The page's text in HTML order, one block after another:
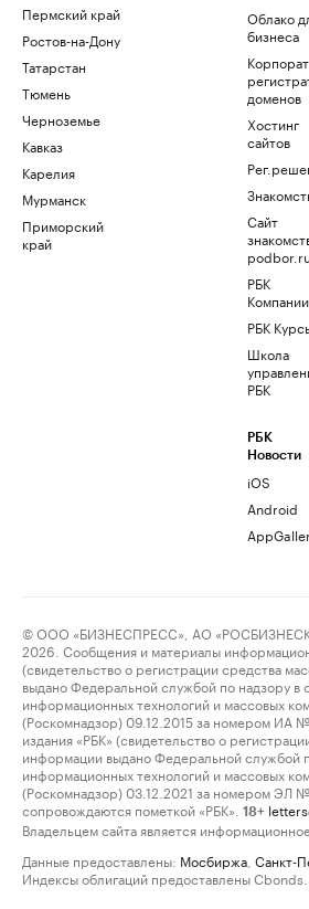
Пермский край
Ростов-на-Дону
Татарстан
Тюмень
Черноземье
Кавказ
Карелия
Мурманск
Приморский
край
Облако
бизнеса
доменов
Хостинг
сайтов
Сайт
РБК
Компании
РБК
Школа
РБК
РБК
Новости
iOS
Android
© ООО «БИЗНЕСПРЕСС», АО
2026. Сообщения и материалы
(свидетельство о регистрации средства
выдано Федеральной службой по надзору в
информационных технологий и массовых
(Роскомнадзор) 09.12.2015 за номером ИА
издания «РБК» (свидетельство о
информации выдано Федеральной службой
информационных технологий и массовых
(Роскомнадзор) 03.12.2021 за номером ЭЛ
сопровождаются пометкой «РБК».
18+
Владельцем сайта является
Данные предоставлены: Мосбиржа Санкт-
Индексы облигаций предоставлены Cbonds.